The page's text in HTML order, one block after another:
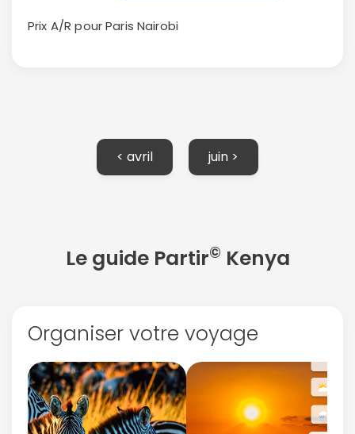
Prix A/R pour Paris Nairobi
< avril juin >
Le guide Partir© Kenya
Organiser votre voyage